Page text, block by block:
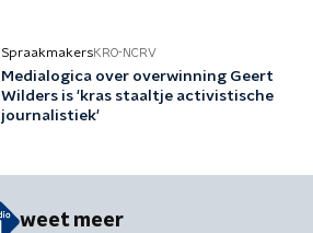
SpraakmakersKRO-NCRV
Medialogica over overwinning Geert
Wilders is 'kras staaltje activistische
journalistiek'
weet meer